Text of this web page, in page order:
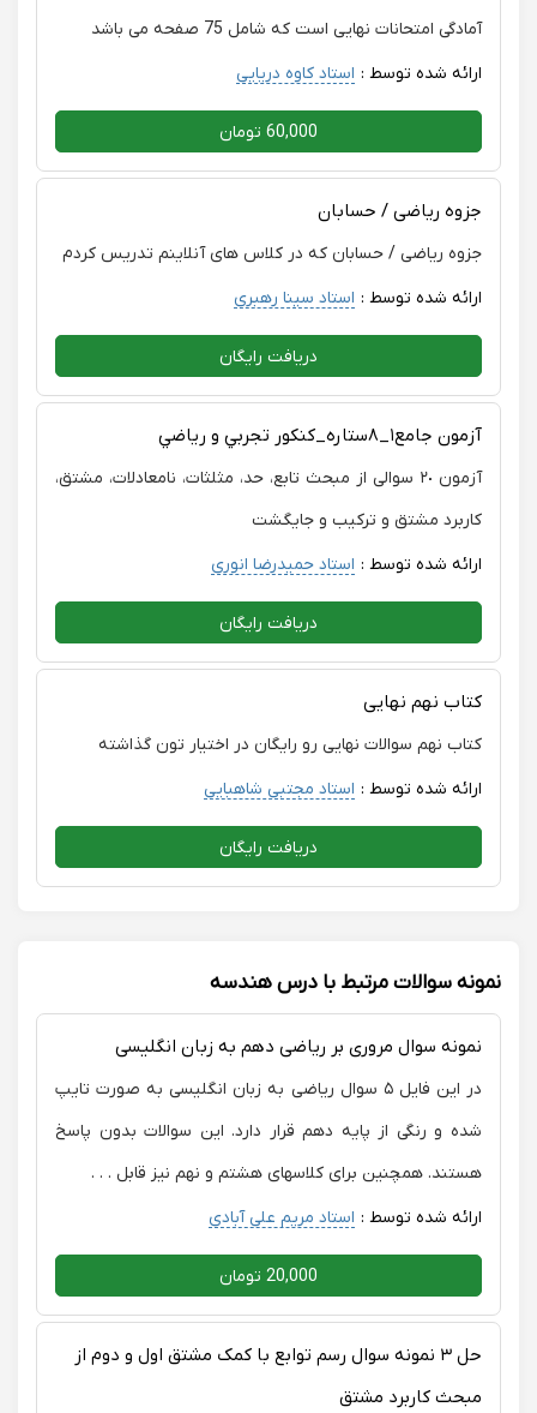
آمادگی امتحانات نهایی است که شامل 75 صفحه می باشد
ارائه شده توسط : استاد کاوه دریایی
60,000 تومان
جزوه ریاضی / حسابان
جزوه ریاضی / حسابان که در کلاس های آنلاینم تدریس کردم
ارائه شده توسط : استاد سینا رهبری
دریافت رایگان
آزمون جامع١_٨ستاره_كنكور تجربي و رياضي
آزمون ٢٠ سوالی از مبحث تابع، حد، مثلثات، نامعادلات، مشتق،
کاربرد مشتق و ترکیب و جایگشت
ارائه شده توسط : استاد حمیدرضا انوری
دریافت رایگان
کتاب نهم نهایی
کتاب نهم سوالات نهایی رو رایگان در اختیار تون گذاشته
ارائه شده توسط : استاد مجتبی شاهبایی
دریافت رایگان
نمونه سوالات مرتبط با درس هندسه
نمونه سوال مروری بر ریاضی دهم به زبان انگلیسی
در این فایل ۵ سوال ریاضی به زبان انگلیسی به صورت تایپ
شده و رنگی از پایه دهم قرار دارد. این سوالات بدون پاسخ
هستند. همچنین برای کلاسهای هشتم و نهم نیز قابل . . .
ارائه شده توسط : استاد مریم علی آبادی
20,000 تومان
حل ۳ نمونه سوال رسم توابع با کمک مشتق اول و دوم از
مبحث کاربرد مشتق